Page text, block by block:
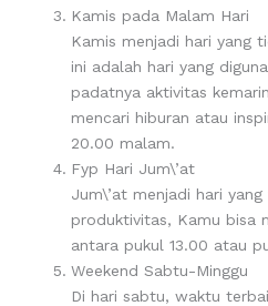
Kamis pada Malam Hari
Kamis menjadi hari yang
ini adalah hari yang
padatnya aktivitas
mencari hiburan atau
20.00 malam.
Fyp Hari Jum\’at
Jum\’at menjadi hari
produktivitas, Kamu bisa
antara pukul 13.00 atau
Weekend Sabtu-Minggu
Di hari sabtu, waktu